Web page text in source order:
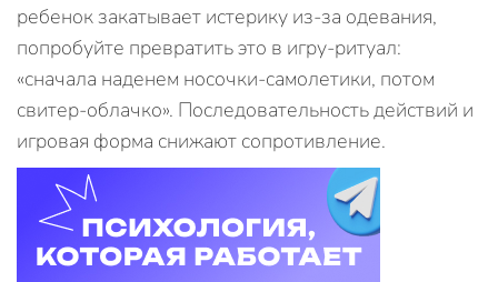
ребенок закатывает истерику из-за одевания,
попробуйте превратить это в игру-ритуал:
«сначала наденем носочки-самолетики, потом
свитер-облачко». Последовательность действий и
игровая форма снижают сопротивление.